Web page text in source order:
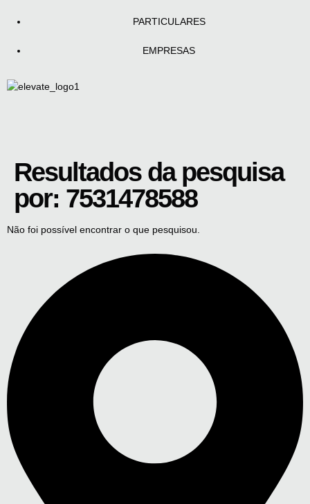
PARTICULARES
EMPRESAS
Resultados da pesquisa
por: 7531478588
Não foi possível encontrar o que pesquisou.